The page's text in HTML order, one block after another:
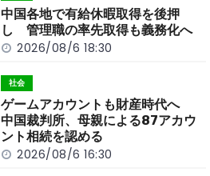
中国各地で有給休暇取得を後押
し 管理職の率先取得も義務化へ
2026/08/6 18:30
社会
ゲームアカウントも財産時代へ
中国裁判所、母親による87アカウ
ント相続を認める
2026/08/6 16:30